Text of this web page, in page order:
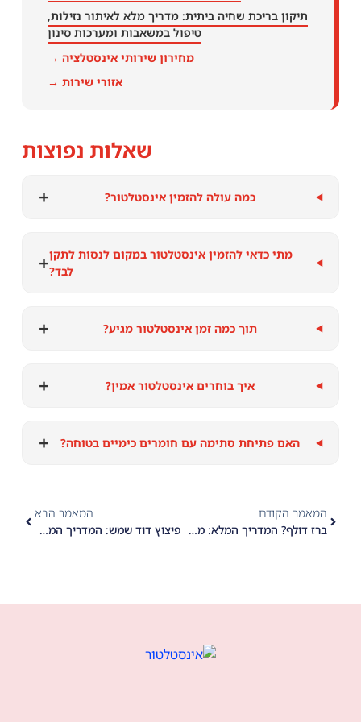
תיקון בריכת שחיה ביתית: מדריך מלא לאיתור נזילות,
טיפול במשאבות ומערכות סינון
מחירון שירותי אינסטלציה →
אזורי שירות →
שאלות נפוצות
כמה עולה להזמין אינסטלטור? +
מתי כדאי להזמין אינסטלטור במקום לנסות לתקן
לבד?+
תוך כמה זמן אינסטלטור מגיע? +
איך בוחרים אינסטלטור אמין? +
האם פתיחת סתימה עם חומרים כימיים בטוחה? +
המאמר הקודם
ברז דולף? המדריך המלא: מתי החלפת גומיה מספיקה ומתי חייבים להחליף את כל הברז
המאמר הבא
פיצוץ דוד שמש: המדריך המלא להתנהלות בדקות הראשונות